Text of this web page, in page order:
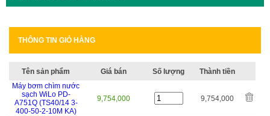
THÔNG TIN GIỎ HÀNG
Tên sản phẩm Giá bán Số lượng
Thành tiền
Máy bơm chìm nước
sạch WiLo PD-
A751Q (TS40/14 3-
400-50-2-10M KA)
9,754,000 9,754,000